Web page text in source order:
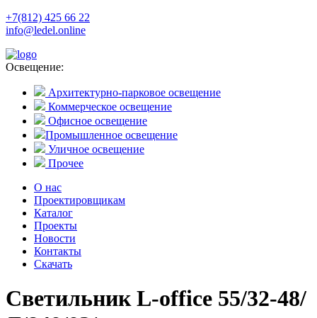
+7(812) 425 66 22
info@ledel.online
Освещение:
Архитектурно-парковое освещение
Коммерческое освещение
Офисное освещение
Промышленное освещение
Уличное освещение
Прочее
О нас
Проектировщикам
Каталог
Проекты
Новости
Контакты
Скачать
Светильник L-office 55/32-48/